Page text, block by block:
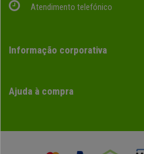
Atendimento telefónico
Informação corporativa
Ajuda à compra